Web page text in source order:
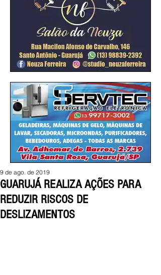
GUARUJÁ REALIZA AÇÕES PARA
REDUZIR RISCOS DE
DESLIZAMENTOS
9 de ago. de 2019